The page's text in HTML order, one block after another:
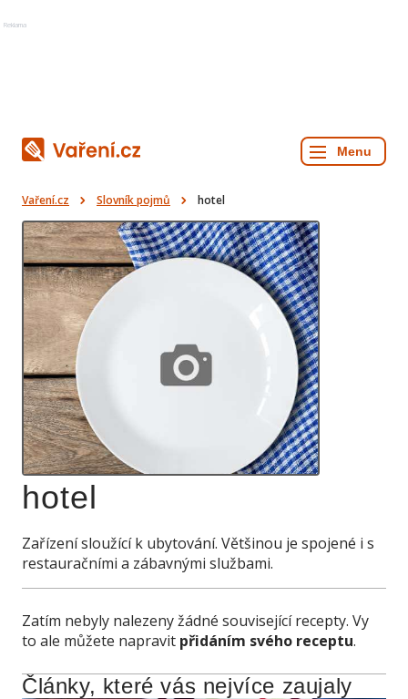
Reklama
Vaření.cz Slovník pojmů hotel
hotel
Zařízení sloužící k ubytování. Většinou je spojené i s
restauračními a zábavnými službami.
Zatím nebyly nalezeny žádné související recepty. Vy
to ale můžete napravit přidáním svého receptu.
Články, které vás nejvíce zaujaly